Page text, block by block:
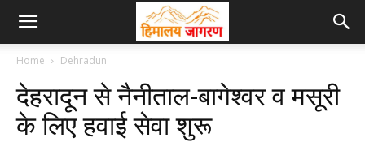
Home Dehradun
देहरादून से नैनीताल-बागेश्वर व मसूरी
के लिए हवाई सेवा शुरू